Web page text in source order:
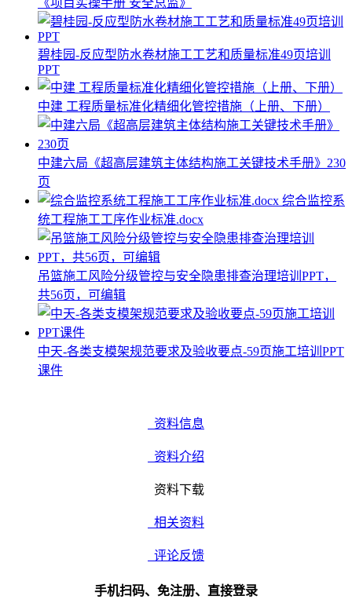
《项目实操手册 安全总监》
碧桂园-反应型防水卷材施工工艺和质量标准49页培训
PPT
中建 工程质量标准化精细化管控措施（上册、下册）
中建六局《超高层建筑主体结构施工关键技术手册》230
页
综合监控系
统工程施工工序作业标准.docx
吊篮施工风险分级管控与安全隐患排查治理培训PPT，
共56页，可编辑
中天-各类支模架规范要求及验收要点-59页施工培训PPT
课件
资料信息
资料介绍
资料下载
相关资料
评论反馈
手机扫码、免注册、直接登录